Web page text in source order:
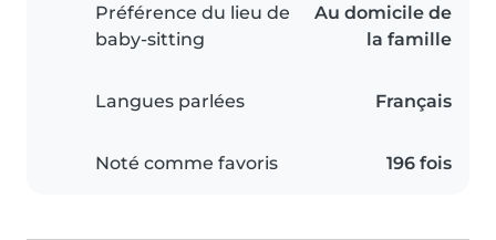
Préférence du lieu de
baby-sitting
Au domicile de
la famille
Langues parlées Français
Noté comme favoris 196 fois